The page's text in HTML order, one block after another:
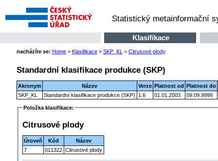
Statistický metainformační
Klasifikace
nacházíte se: Home> Klasifikace> SKP_KL > Citrusové plody
Standardní klasifikace produkce (SKP)
Akronym Název Verze Platnost od Platnost do
SKP_KL
Standardní klasifikace produkce (SKP) 1.6 01.01.2003 09.09.9999
Položka klasifikace:
Citrusové plody
Úroveň Kód
Název
7
011322 Citrusové plody